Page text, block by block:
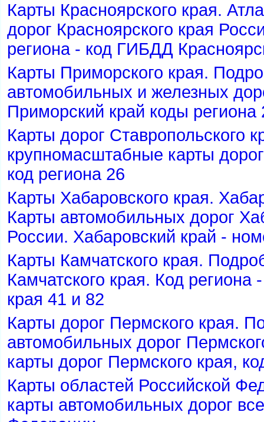
Карты Красноярского края.
дорог Красноярского края
региона - код ГИБДД
Карты Приморского края.
автомобильных и железных
Приморский край коды региона
Карты дорог Ставропольского
крупномасштабные карты
код региона 26
Карты Хабаровского края.
Карты автомобильных дорог
России. Хабаровский край -
Карты Камчатского края.
Камчатского края. Код
края 41 и 82
Карты дорог Пермского края.
автомобильных дорог
карты дорог Пермского края,
Карты областей Российской
карты автомобильных дорог